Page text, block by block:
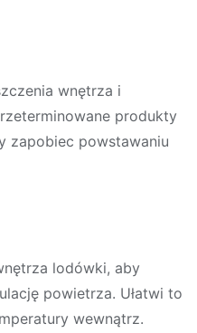
wnętrza i
produkty
zapobiec powstawaniu
lodówki, aby
powietrza. Ułatwi to
wewnątrz.